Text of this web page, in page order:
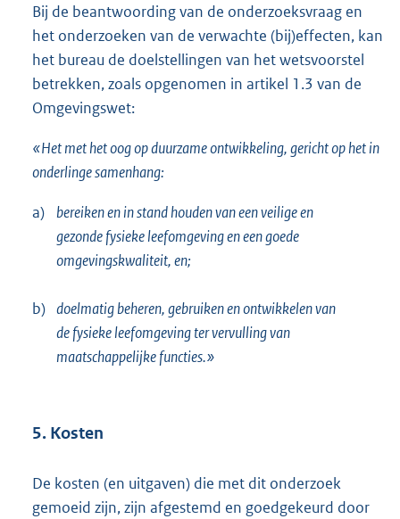
Bij de beantwoording van de onderzoeksvraag en
het onderzoeken van de verwachte (bij)effecten, kan
het bureau de doelstellingen van het wetsvoorstel
betrekken, zoals opgenomen in artikel 1.3 van de
Omgevingswet:
«Het met het oog op duurzame ontwikkeling, gericht op het in
onderlinge samenhang:
a) bereiken en in stand houden van een veilige en
gezonde fysieke leefomgeving en een goede
omgevingskwaliteit, en;
b) doelmatig beheren, gebruiken en ontwikkelen van
de fysieke leefomgeving ter vervulling van
maatschappelijke functies.»
5. Kosten
De kosten (en uitgaven) die met dit onderzoek
gemoeid zijn, zijn afgestemd en goedgekeurd door